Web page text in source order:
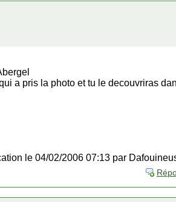
a pris la photo et tu le decouvriras
le 04/02/2006 07:13 par